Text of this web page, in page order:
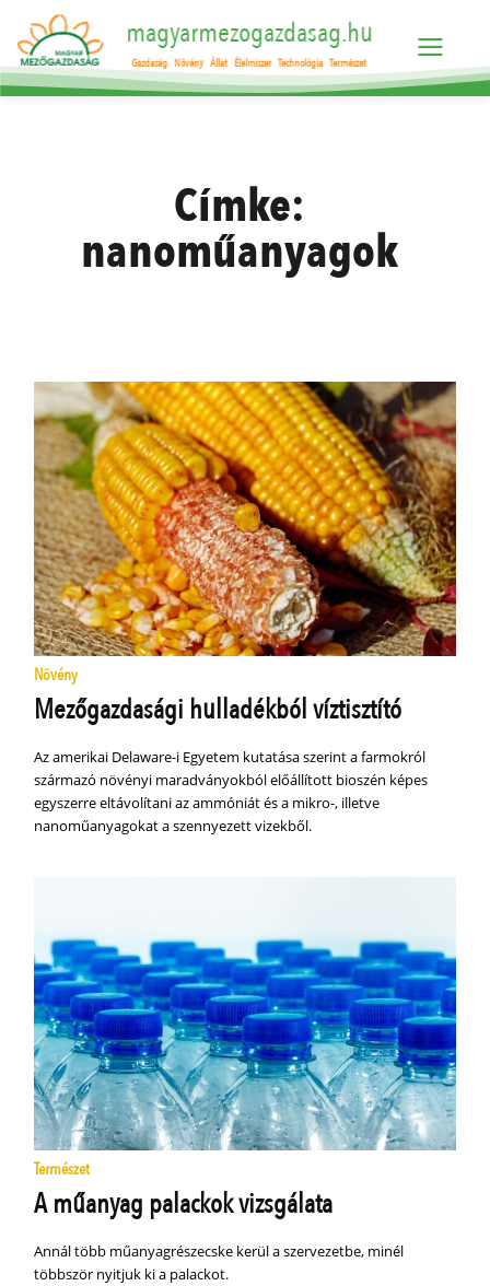
magyarmezogazdasag.hu
Gazdaság Növény Állat Élelmiszer Technológia Természet
Címke:
nanoműanyagok
Növény
Mezőgazdasági hulladékból víztisztító
Az amerikai Delaware-i Egyetem kutatása szerint a farmokról
származó növényi maradványokból előállított bioszén képes
egyszerre eltávolítani az ammóniát és a mikro-, illetve
nanoműanyagokat a szennyezett vizekből.
Természet
A műanyag palackok vizsgálata
Annál több műanyagrészecske kerül a szervezetbe, minél
többször nyitjuk ki a palackot.